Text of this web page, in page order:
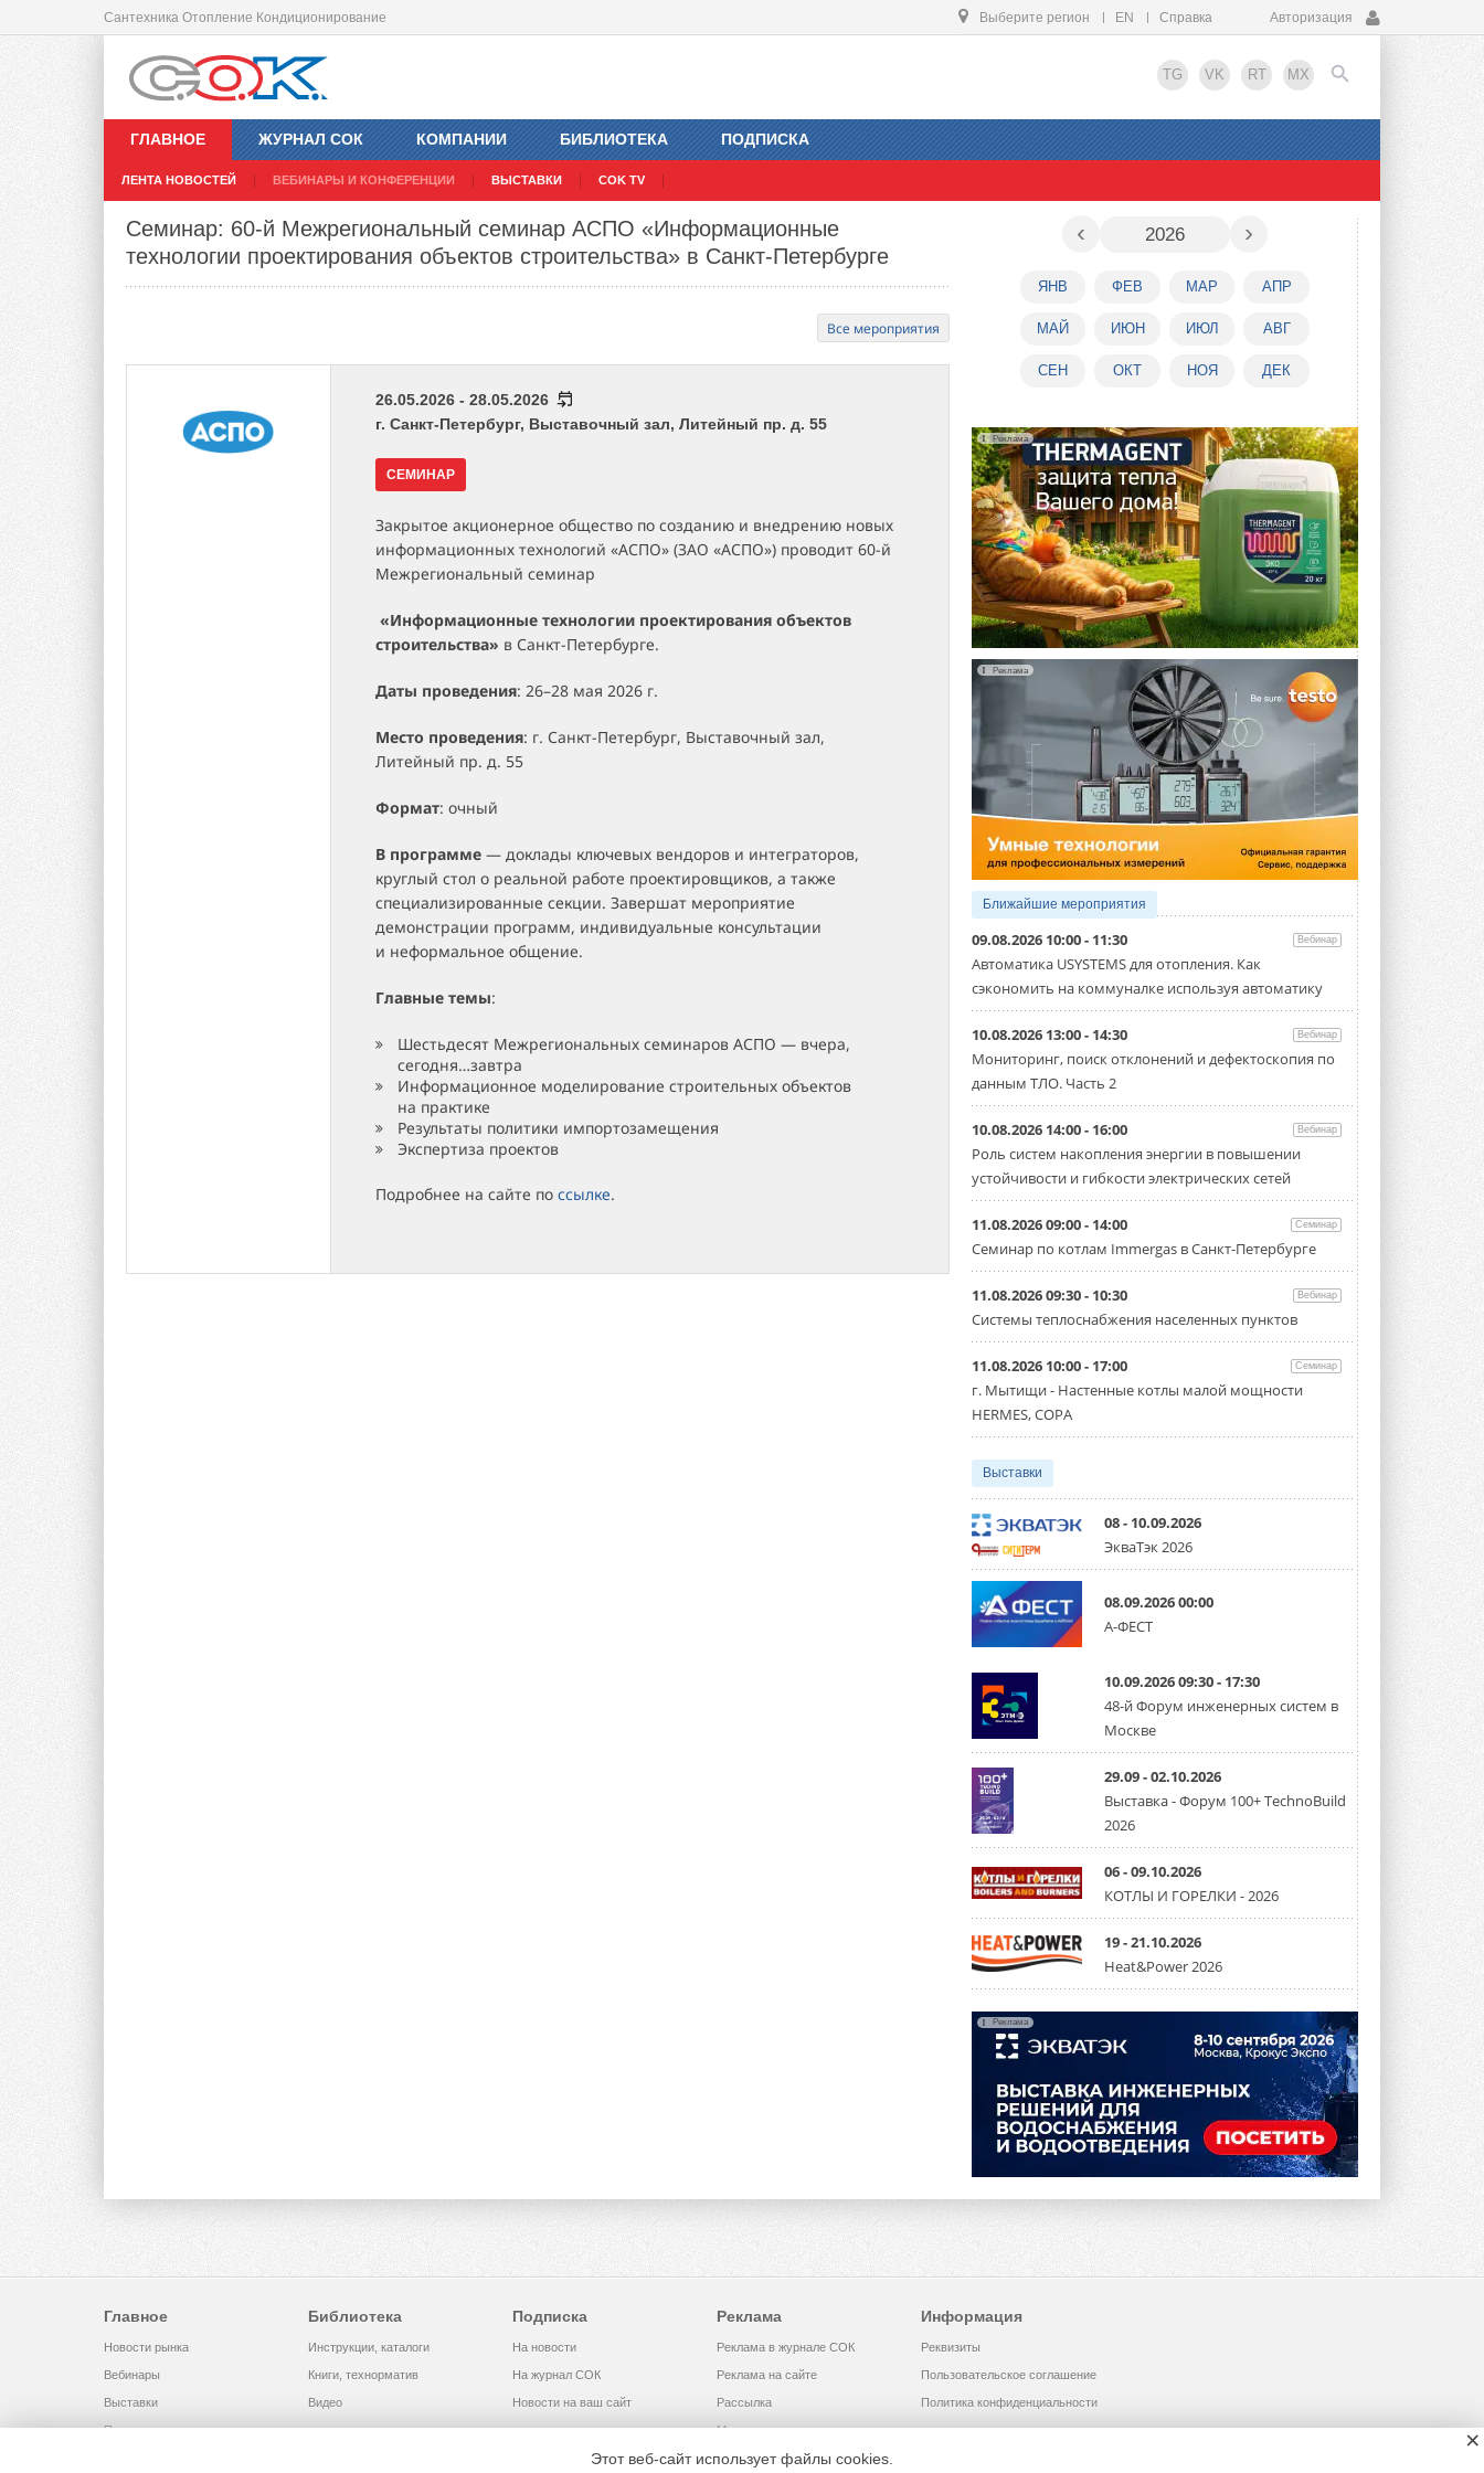
Сантехника Отопление Кондиционирование Выберите регион EN Справка Авторизация
TG VK RT MX
ГЛАВНОЕ
ЛЕНТА НОВОСТЕЙ ВЕБИНАРЫ И КОНФЕРЕНЦИИ ВЫСТАВКИ COK TV
ЖУРНАЛ СОК КОМПАНИИ БИБЛИОТЕКА ПОДПИСКА
EN
Семинар: 60-й Межрегиональный семинар АСПО «Информационные
технологии проектирования объектов строительства» в Санкт-Петербурге
Все мероприятия
26.05.2026 - 28.05.2026
г. Санкт-Петербург, Выставочный зал, Литейный пр. д. 55
СЕМИНАР
Закрытое акционерное общество по созданию и внедрению новых
информационных технологий «АСПО» (ЗАО «АСПО») проводит 60-й
Межрегиональный семинар
«Информационные технологии проектирования объектов
строительства» в Санкт-Петербурге.
Даты проведения: 26–28 мая 2026 г.
Место проведения: г. Санкт-Петербург, Выставочный зал,
Литейный пр. д. 55
Формат: очный
В программе — доклады ключевых вендоров и интеграторов,
круглый стол о реальной работе проектировщиков, а также
специализированные секции. Завершат мероприятие
демонстрации программ, индивидуальные консультации
и неформальное общение.
Главные темы:
Шестьдесят Межрегиональных семинаров АСПО — вчера,
сегодня…завтра
Информационное моделирование строительных объектов
на практике
Результаты политики импортозамещения
Экспертиза проектов
Подробнее на сайте по ссылке.
‹ 2026 ›
ЯНВ ФЕВ МАР АПР
МАЙ ИЮН ИЮЛ АВГ
СЕН ОКТ НОЯ ДЕК
Реклама
Реклама
Ближайшие мероприятия
09.08.2026 10:00 - 11:30 Вебинар
Автоматика USYSTEMS для отопления. Как
сэкономить на коммуналке используя автоматику
10.08.2026 13:00 - 14:30 Вебинар
Мониторинг, поиск отклонений и дефектоскопия по
данным ТЛО. Часть 2
10.08.2026 14:00 - 16:00 Вебинар
Роль систем накопления энергии в повышении
устойчивости и гибкости электрических сетей
11.08.2026 09:00 - 14:00 Семинар
Семинар по котлам Immergas в Санкт-Петербурге
11.08.2026 09:30 - 10:30 Вебинар
Системы теплоснабжения населенных пунктов
11.08.2026 10:00 - 17:00 Семинар
г. Мытищи - Настенные котлы малой мощности
HERMES, COPA
Выставки
08 - 10.09.2026
ЭкваТэк 2026
08.09.2026 00:00
А-ФЕСТ
10.09.2026 09:30 - 17:30
48-й Форум инженерных систем в
Москве
29.09 - 02.10.2026
Выставка - Форум 100+ TechnoBuild
2026
06 - 09.10.2026
КОТЛЫ И ГОРЕЛКИ - 2026
19 - 21.10.2026
Heat&Power 2026
Реклама
Главное
Новости рынка
Вебинары
Выставки
Помощь
Библиотека
Инструкции, каталоги
Книги, технорматив
Видео
Подписка
На новости
На журнал СОК
Новости на ваш сайт
Реклама
Реклама в журнале СОК
Реклама на сайте
Рассылка
Медиакит
Информация
Реквизиты
Пользовательское соглашение
Политика конфиденциальности
Этот веб-сайт использует файлы cookies.
×